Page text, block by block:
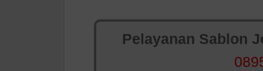
Pelayanan Sablon